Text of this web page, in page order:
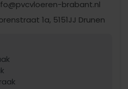
brabant.nl
1a, 5151JJ Drunen